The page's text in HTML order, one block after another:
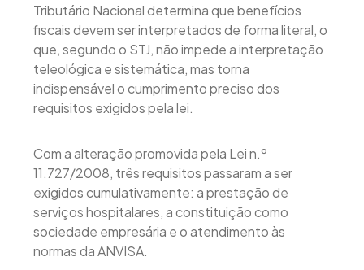
Tributário Nacional determina que benefícios
fiscais devem ser interpretados de forma literal, o
que, segundo o STJ, não impede a interpretação
teleológica e sistemática, mas torna
indispensável o cumprimento preciso dos
requisitos exigidos pela lei.
Com a alteração promovida pela Lei n.º
11.727/2008, três requisitos passaram a ser
exigidos cumulativamente: a prestação de
serviços hospitalares, a constituição como
sociedade empresária e o atendimento às
normas da ANVISA.